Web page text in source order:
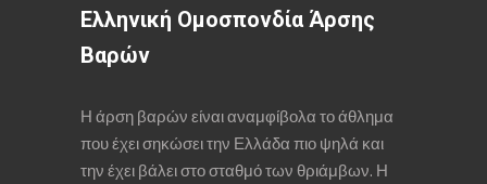
Ελληνική Ομοσπονδία Άρσης
Βαρών
Η άρση βαρών είναι αναμφίβολα το άθλημα
που έχει σηκώσει την Ελλάδα πιο ψηλά και
την έχει βάλει στο σταθμό των θριάμβων. Η